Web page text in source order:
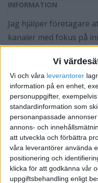
Vi
Vi och våra leverantorer
information på en enhet,
personuppgifter,
standardinformation som
personanpassade
annons- och
att utveckla och förbättra
våra leverantörer använda
positionering och
klicka för att godkänna vår
uppgiftsbehandling enligt
INFORMATION
Jag hjälper företagare
kanaler med fokus på
Jag erbjuder både 1:1
föreläsningar och
sedan 2018.
AFFÄRER
Säljer bara mot
TAGGAR
Content Marketing